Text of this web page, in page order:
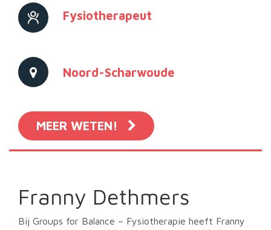
Fysiotherapeut
Noord-Scharwoude
MEER WETEN!
Franny Dethmers
Bij Groups for Balance – Fysiotherapie heeft Franny